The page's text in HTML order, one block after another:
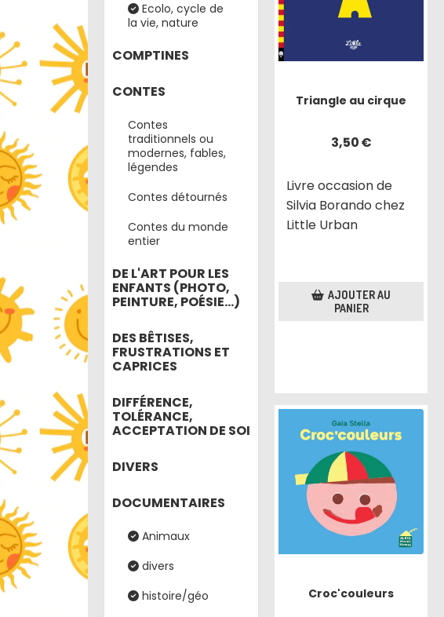
Ecolo, cycle de
la vie, nature
COMPTINES
CONTES
Contes
traditionnels ou
modernes, fables,
légendes
Contes détournés
Contes du monde
entier
DE L'ART POUR LES
ENFANTS (PHOTO,
PEINTURE, POÉSIE...)
DES BÊTISES,
FRUSTRATIONS ET
CAPRICES
DIFFÉRENCE,
TOLÉRANCE,
ACCEPTATION DE SOI
DIVERS
DOCUMENTAIRES
Animaux
divers
histoire/géo
Triangle au cirque
3,50€
Livre occasion de
Silvia Borando chez
Little Urban
AJOUTER AU
PANIER
Croc'couleurs